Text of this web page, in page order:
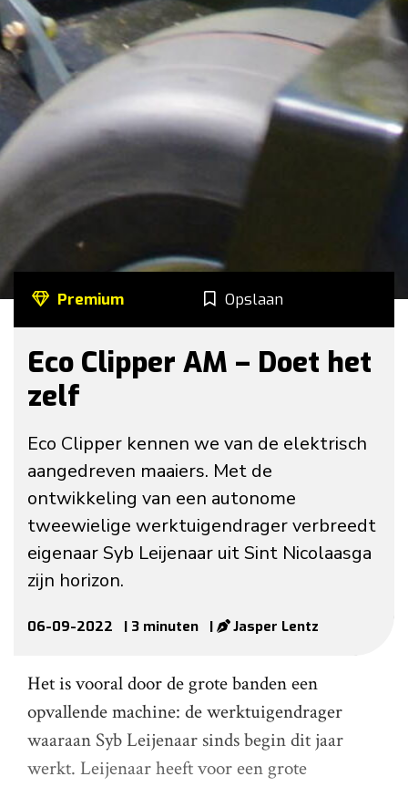
Premium Opslaan
Eco Clipper AM – Doet het
zelf
Eco Clipper kennen we van de elektrisch
aangedreven maaiers. Met de
ontwikkeling van een autonome
tweewielige werktuigendrager verbreedt
eigenaar Syb Leijenaar uit Sint Nicolaasga
zijn horizon.
06-09-2022 | 3 minuten | Jasper Lentz
Het is vooral door de grote banden een
opvallende machine: de werktuigendrager
waaraan Syb Leijenaar sinds begin dit jaar
werkt. Leijenaar heeft voor een grote